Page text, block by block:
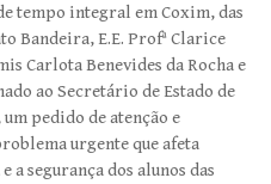
tempo integral em Coxim, das
Bandeira, E.E. Profª Clarice
Carlota Benevides da Rocha e
ao Secretário de Estado de
pedido de atenção e
urgente que afeta
a segurança dos alunos das